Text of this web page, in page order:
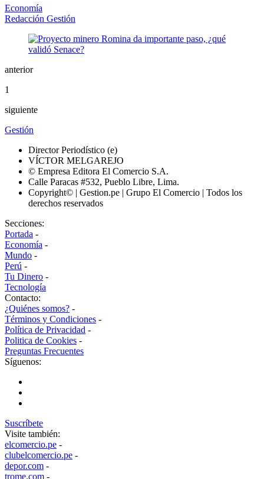
Economía
Redacción Gestión
anterior
1
siguiente
Gestión
Director Periodístico (e)
VÍCTOR MELGAREJO
© Empresa Editora El Comercio S.A.
Calle Paracas #532, Pueblo Libre, Lima.
Copyright© | Gestion.pe | Grupo El Comercio | Todos los
derechos reservados
Secciones:
Portada -
Economía -
Mundo -
Perú -
Tu Dinero -
Tecnología
Contacto:
¿Quiénes somos? -
Términos y Condiciones -
Política de Privacidad -
Politica de Cookies -
Preguntas Frecuentes
Síguenos:
Suscríbete
Visite también:
elcomercio.pe -
clubelcomercio.pe -
depor.com -
trome.com -